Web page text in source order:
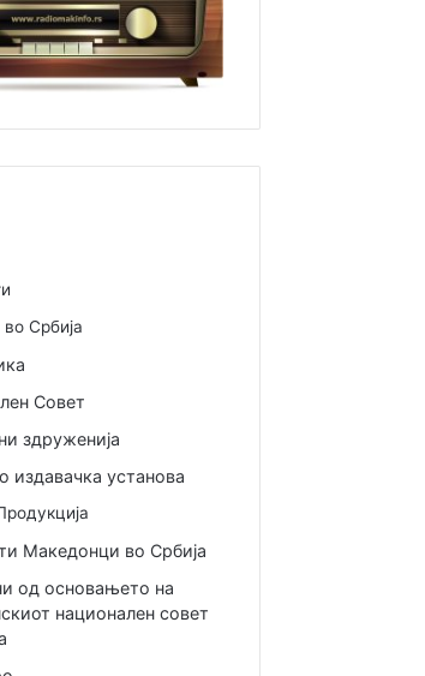
Србија
Совет
здруженија
издавачка установа
Македонци во Србија
од основањето на
национален совет